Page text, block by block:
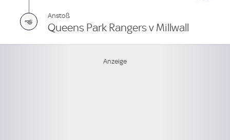
Anstoß
Queens Park Rangers v Millwall